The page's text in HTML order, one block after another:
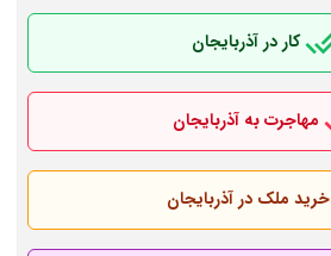
کار در آذربایجان
مهاجرت به آذربایجان
خرید ملک در آذربایجان